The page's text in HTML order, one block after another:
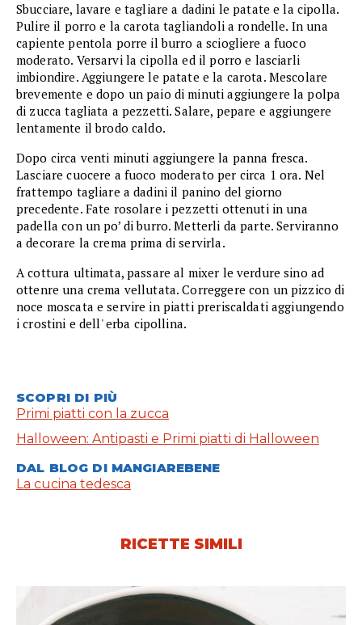
Sbucciare, lavare e tagliare a dadini le patate e la cipolla.
Pulire il porro e la carota tagliandoli a rondelle. In una
capiente pentola porre il burro a sciogliere a fuoco
moderato. Versarvi la cipolla ed il porro e lasciarli
imbiondire. Aggiungere le patate e la carota. Mescolare
brevemente e dopo un paio di minuti aggiungere la polpa
di zucca tagliata a pezzetti. Salare, pepare e aggiungere
lentamente il brodo caldo.
Dopo circa venti minuti aggiungere la panna fresca.
Lasciare cuocere a fuoco moderato per circa 1 ora. Nel
frattempo tagliare a dadini il panino del giorno
precedente. Fate rosolare i pezzetti ottenuti in una
padella con un po’ di burro. Metterli da parte. Serviranno
a decorare la crema prima di servirla.
A cottura ultimata, passare al mixer le verdure sino ad
ottenre una crema vellutata. Correggere con un pizzico di
noce moscata e servire in piatti preriscaldati aggiungendo
i crostini e dell' erba cipollina.
SCOPRI DI PIÙ
Primi piatti con la zucca
Halloween: Antipasti e Primi piatti di Halloween
DAL BLOG DI MANGIAREBENE
La cucina tedesca
RICETTE SIMILI